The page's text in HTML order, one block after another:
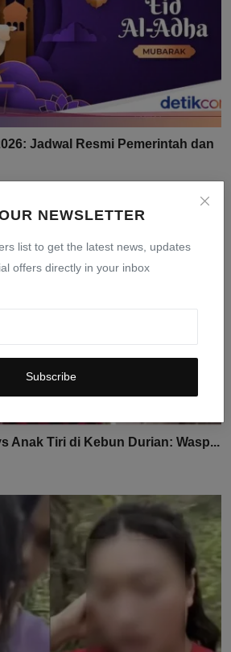
NEWSLETTER
list to get the latest news, updates
offers directly in your inbox
Subscribe
Jadwal Resmi Pemerintah dan
Anak Tiri di Kebun Durian: Wasp...